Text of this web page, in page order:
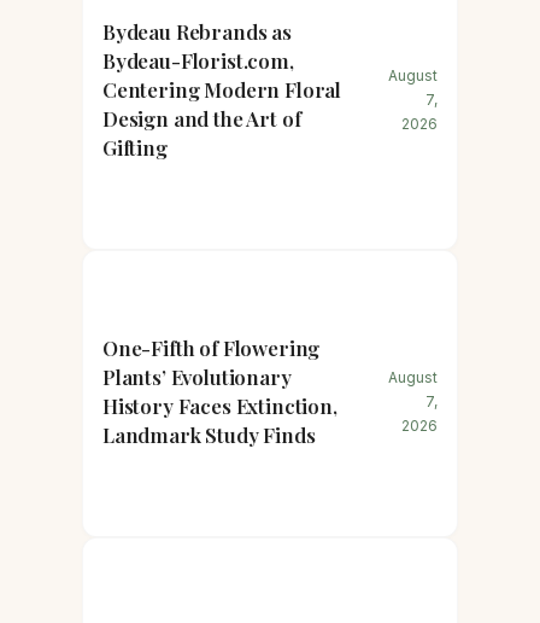
Bydeau Rebrands as
Bydeau-Florist.com,
Centering Modern Floral
Design and the Art of
Gifting
August
7,
2026
One-Fifth of Flowering
Plants’ Evolutionary
History Faces Extinction,
Landmark Study Finds
August
7,
2026